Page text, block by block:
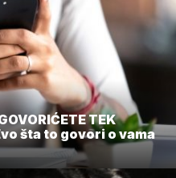
TEK
šta to govori o vama